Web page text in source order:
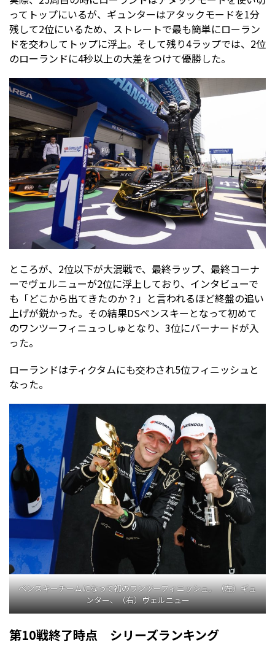
ってトップにいるが、ギュンターはアタックモードを1分
残して2位にいるため、ストレートで最も簡単にローラン
ドを交わしてトップに浮上。そして残り4ラップでは、2位
のローランドに4秒以上の大差をつけて優勝した。
ところが、2位以下が大混戦で、最終ラップ、最終コーナ
ーでヴェルニューが2位に浮上しており、インタビューで
も「どこから出てきたのか？」と言われるほど終盤の追い
上げが鋭かった。その結果DSペンスキーとなって初めて
のワンツーフィニュっしゅとなり、3位にバーナードが入
った。
ローランドはティクタムにも交わされ5位フィニッシュと
なった。
ペンスキーチームになって初のワンツーフィニッシュ。（左）ギュ
ンター、（右）ヴェルニュー
第10戦終了時点 シリーズランキング